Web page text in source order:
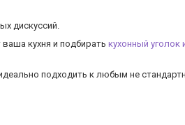
дискуссий.
кухня и подбирать кухонный уголок
подходить к любым не